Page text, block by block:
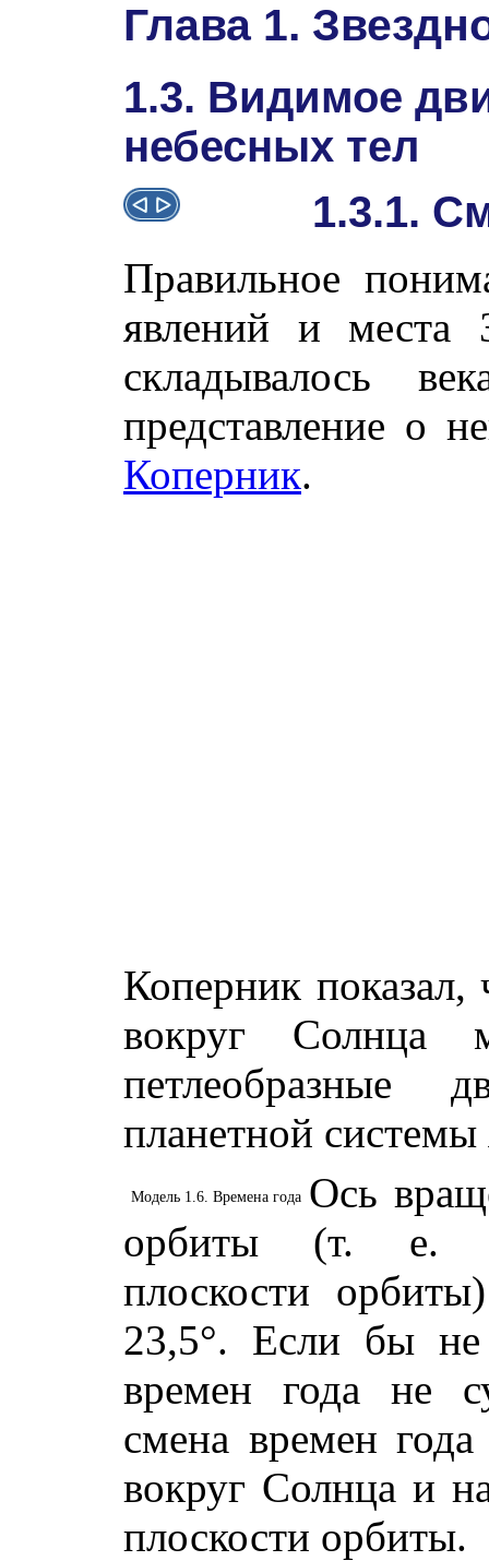
Глава 1.
1.3. Видимое
небесных тел
1.3.1.
Правильное
явлений и места
складывалось
представление о
Коперник.
Коперник
вокруг Солнца
петлеобразные
планетной системы
Модель 1.6. Времена года Ось
орбиты (т. е.
плоскости
23,5°. Если бы
времен года не
смена времен
вокруг Солнца и
плоскости орбиты.